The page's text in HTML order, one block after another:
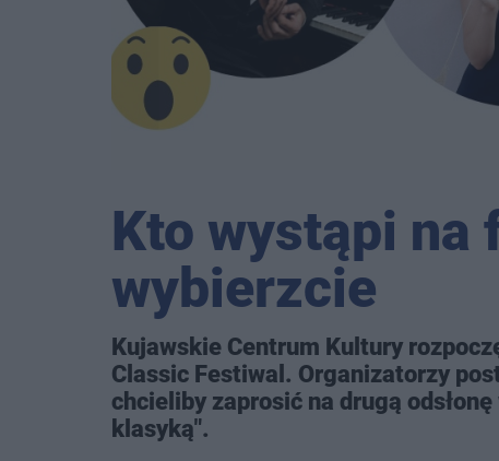
Kto wystąpi na
wybierzcie
Kujawskie Centrum Kultury
Classic Festiwal. Organizatorzy
chcieliby zaprosić na drugą
klasyką".